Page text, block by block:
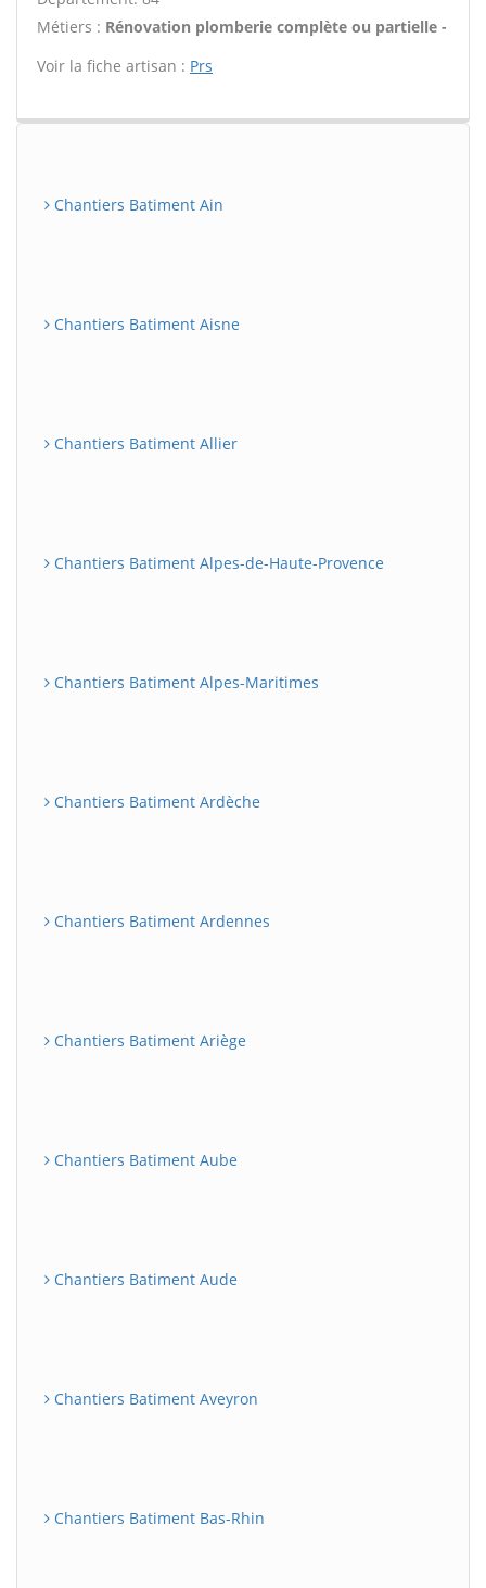
Métiers : Rénovation plomberie complète ou partielle -
Voir la fiche artisan : Prs
Chantiers Batiment Ain
Chantiers Batiment Aisne
Chantiers Batiment Allier
Chantiers Batiment Alpes-de-Haute-Provence
Chantiers Batiment Alpes-Maritimes
Chantiers Batiment Ardèche
Chantiers Batiment Ardennes
Chantiers Batiment Ariège
Chantiers Batiment Aube
Chantiers Batiment Aude
Chantiers Batiment Aveyron
Chantiers Batiment Bas-Rhin